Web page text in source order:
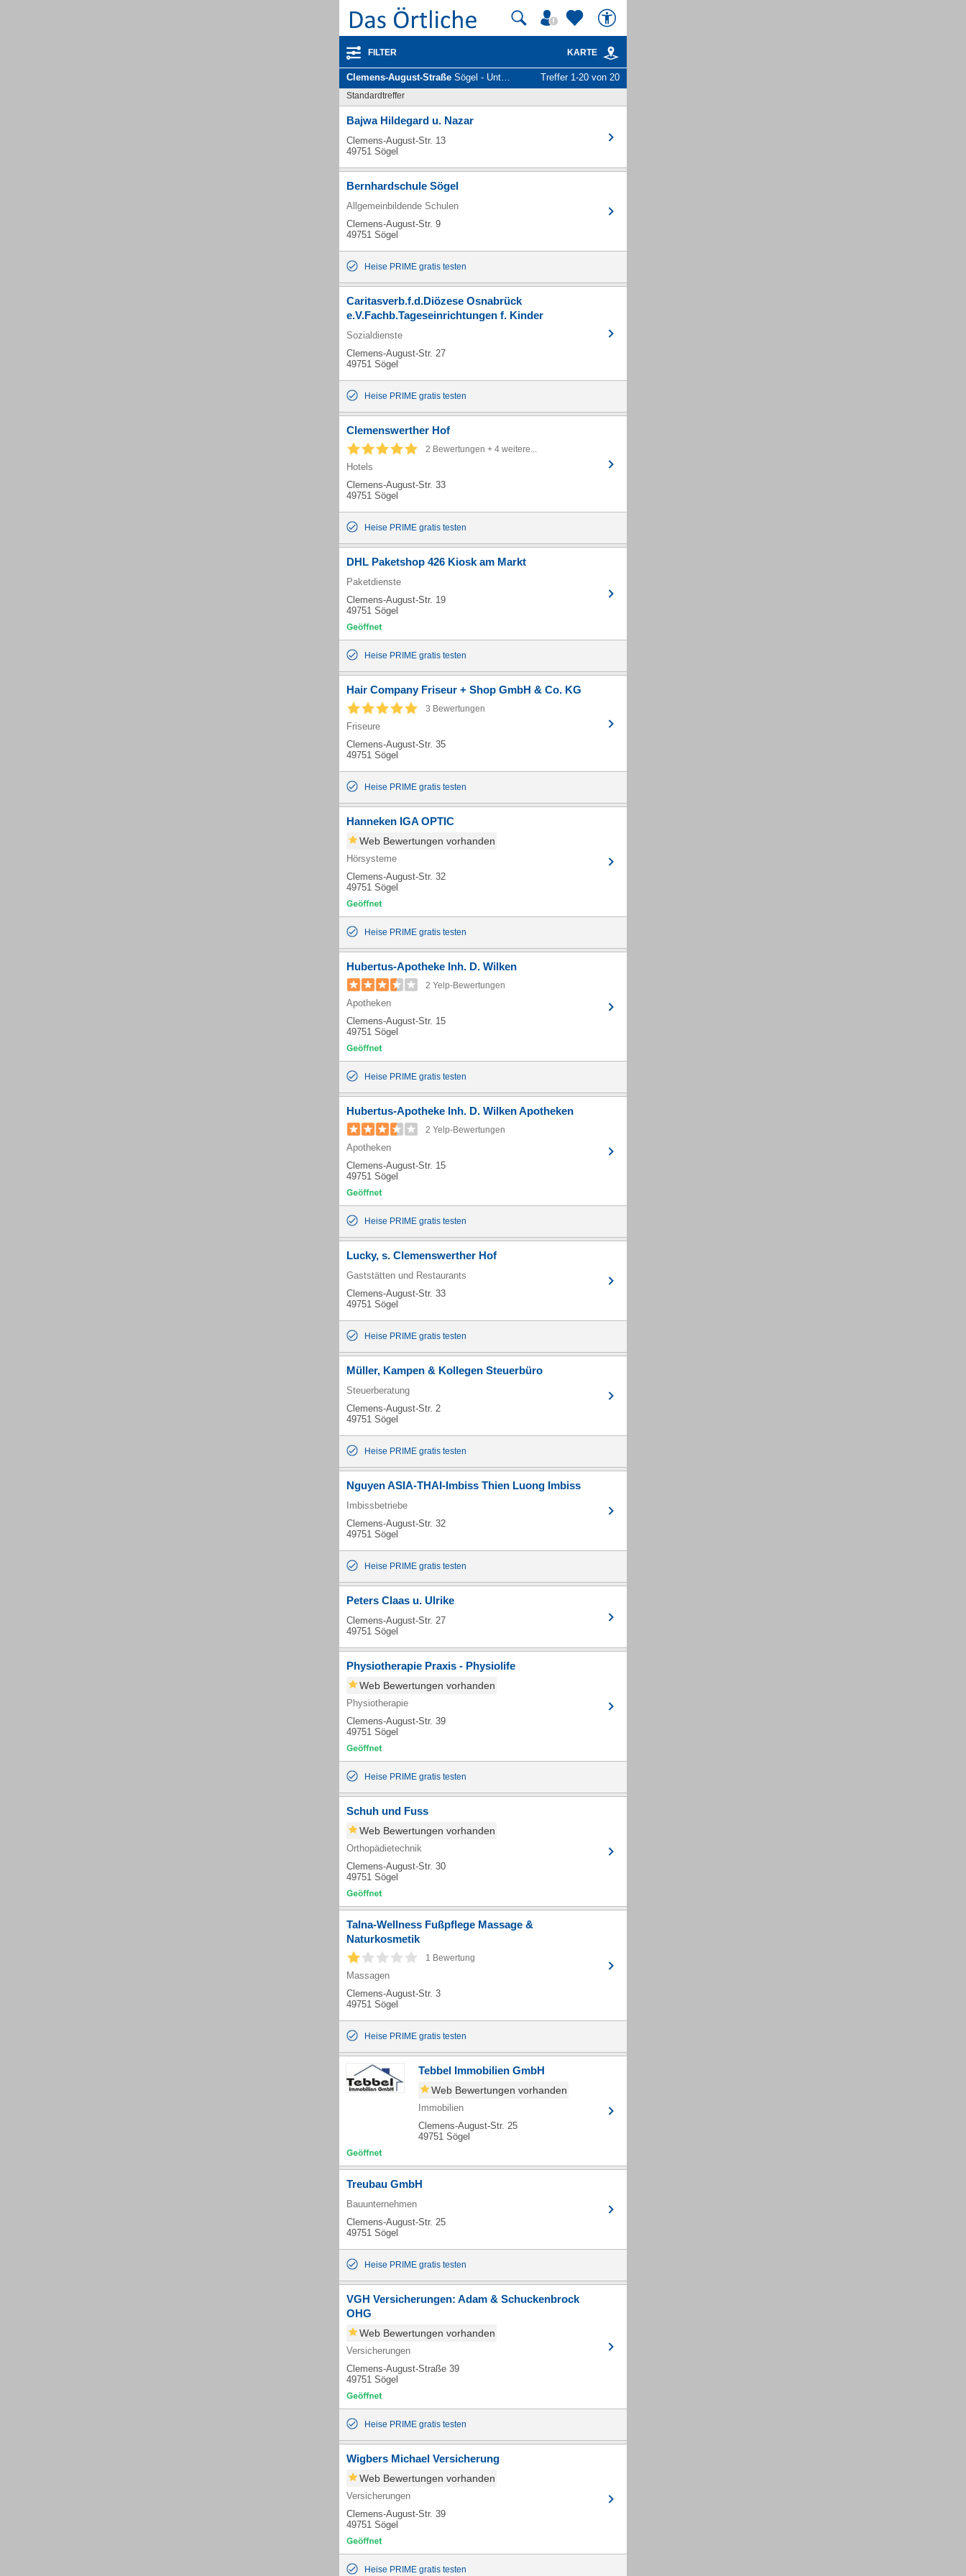
FILTER KARTE
Clemens-August-Straße Sögel - Unternehmen und Personen Treffer 1-20 von 20
Standardtreffer
Bajwa Hildegard u. Nazar
Clemens-August-Str. 13
49751 Sögel
Bernhardschule Sögel
Allgemeinbildende Schulen
Clemens-August-Str. 9
49751 Sögel
Heise PRIME gratis testen
Caritasverb.f.d.Diözese Osnabrück
e.V.Fachb.Tageseinrichtungen f. Kinder
Sozialdienste
Clemens-August-Str. 27
49751 Sögel
Heise PRIME gratis testen
Clemenswerther Hof
2 Bewertungen + 4 weitere...
Hotels
Clemens-August-Str. 33
49751 Sögel
Heise PRIME gratis testen
DHL Paketshop 426 Kiosk am Markt
Paketdienste
Clemens-August-Str. 19
49751 Sögel
Heise PRIME gratis testen
Hair Company Friseur + Shop GmbH & Co. KG
3 Bewertungen
Friseure
Clemens-August-Str. 35
49751 Sögel
Heise PRIME gratis testen
Hanneken IGA OPTIC
Web Bewertungen vorhanden
Hörsysteme
Clemens-August-Str. 32
49751 Sögel
Heise PRIME gratis testen
Hubertus-Apotheke Inh. D. Wilken
2 Yelp-Bewertungen
Apotheken
Clemens-August-Str. 15
49751 Sögel
Heise PRIME gratis testen
Hubertus-Apotheke Inh. D. Wilken Apotheken
2 Yelp-Bewertungen
Apotheken
Clemens-August-Str. 15
49751 Sögel
Heise PRIME gratis testen
Lucky, s. Clemenswerther Hof
Gaststätten und Restaurants
Clemens-August-Str. 33
49751 Sögel
Heise PRIME gratis testen
Müller, Kampen & Kollegen Steuerbüro
Steuerberatung
Clemens-August-Str. 2
49751 Sögel
Heise PRIME gratis testen
Nguyen ASIA-THAI-Imbiss Thien Luong Imbiss
Imbissbetriebe
Clemens-August-Str. 32
49751 Sögel
Heise PRIME gratis testen
Peters Claas u. Ulrike
Clemens-August-Str. 27
49751 Sögel
Physiotherapie Praxis - Physiolife
Web Bewertungen vorhanden
Physiotherapie
Clemens-August-Str. 39
49751 Sögel
Heise PRIME gratis testen
Schuh und Fuss
Web Bewertungen vorhanden
Orthopädietechnik
Clemens-August-Str. 30
49751 Sögel
TaIna-Wellness Fußpflege Massage &
Naturkosmetik
1 Bewertung
Massagen
Clemens-August-Str. 3
49751 Sögel
Heise PRIME gratis testen
Tebbel Immobilien GmbH
Web Bewertungen vorhanden
Immobilien
Clemens-August-Str. 25
49751 Sögel
Treubau GmbH
Bauunternehmen
Clemens-August-Str. 25
49751 Sögel
Heise PRIME gratis testen
VGH Versicherungen: Adam & Schuckenbrock
OHG
Web Bewertungen vorhanden
Versicherungen
Clemens-August-Straße 39
49751 Sögel
Heise PRIME gratis testen
Wigbers Michael Versicherung
Web Bewertungen vorhanden
Versicherungen
Clemens-August-Str. 39
49751 Sögel
Heise PRIME gratis testen